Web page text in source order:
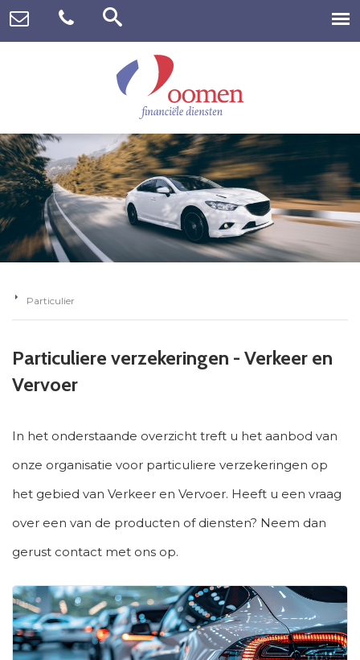
Particulier
Particuliere verzekeringen - Verkeer en
Vervoer
In het onderstaande overzicht treft u het aanbod van
onze organisatie voor particuliere verzekeringen op
het gebied van Verkeer en Vervoer. Heeft u een vraag
over een van de producten of diensten? Neem dan
gerust contact met ons op.